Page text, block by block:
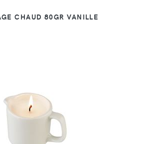
CHAUD 80GR VANILLE
DÉTAILS